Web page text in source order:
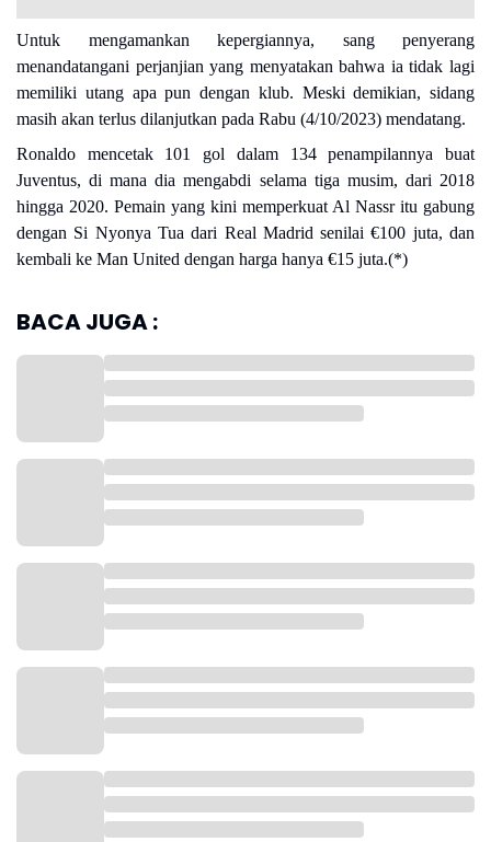
Untuk mengamankan kepergiannya, sang penyerang
menandatangani perjanjian yang menyatakan bahwa ia tidak lagi
memiliki utang apa pun dengan klub. Meski demikian, sidang
masih akan terlus dilanjutkan pada Rabu (4/10/2023) mendatang.
Ronaldo mencetak 101 gol dalam 134 penampilannya buat
Juventus, di mana dia mengabdi selama tiga musim, dari 2018
hingga 2020. Pemain yang kini memperkuat Al Nassr itu gabung
dengan Si Nyonya Tua dari Real Madrid senilai €100 juta, dan
kembali ke Man United dengan harga hanya €15 juta.(*)
BACA JUGA :